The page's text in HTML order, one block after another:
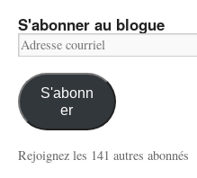
S'abonner au blogue
Adresse
courriel
S'abonn
er
Rejoignez les 141 autres abonnés